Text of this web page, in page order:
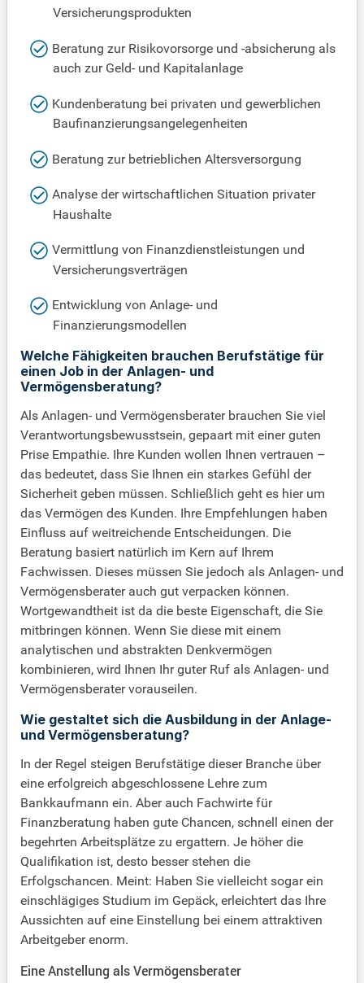
Versicherungsprodukten
Beratung zur Risikovorsorge und -absicherung als
auch zur Geld- und Kapitalanlage
Kundenberatung bei privaten und gewerblichen
Baufinanzierungsangelegenheiten
Beratung zur betrieblichen Altersversorgung
Analyse der wirtschaftlichen Situation privater
Haushalte
Vermittlung von Finanzdienstleistungen und
Versicherungsverträgen
Entwicklung von Anlage- und
Finanzierungsmodellen
Welche Fähigkeiten brauchen Berufstätige für
einen Job in der Anlagen- und
Vermögensberatung?
Als Anlagen- und Vermögensberater brauchen Sie viel
Verantwortungsbewusstsein, gepaart mit einer guten
Prise Empathie. Ihre Kunden wollen Ihnen vertrauen –
das bedeutet, dass Sie Ihnen ein starkes Gefühl der
Sicherheit geben müssen. Schließlich geht es hier um
das Vermögen des Kunden. Ihre Empfehlungen haben
Einfluss auf weitreichende Entscheidungen. Die
Beratung basiert natürlich im Kern auf Ihrem
Fachwissen. Dieses müssen Sie jedoch als Anlagen- und
Vermögensberater auch gut verpacken können.
Wortgewandtheit ist da die beste Eigenschaft, die Sie
mitbringen können. Wenn Sie diese mit einem
analytischen und abstrakten Denkvermögen
kombinieren, wird Ihnen Ihr guter Ruf als Anlagen- und
Vermögensberater vorauseilen.
Wie gestaltet sich die Ausbildung in der Anlage-
und Vermögensberatung?
In der Regel steigen Berufstätige dieser Branche über
eine erfolgreich abgeschlossene Lehre zum
Bankkaufmann ein. Aber auch Fachwirte für
Finanzberatung haben gute Chancen, schnell einen der
begehrten Arbeitsplätze zu ergattern. Je höher die
Qualifikation ist, desto besser stehen die
Erfolgschancen. Meint: Haben Sie vielleicht sogar ein
einschlägiges Studium im Gepäck, erleichtert das Ihre
Aussichten auf eine Einstellung bei einem attraktiven
Arbeitgeber enorm.
Eine Anstellung als Vermögensberater